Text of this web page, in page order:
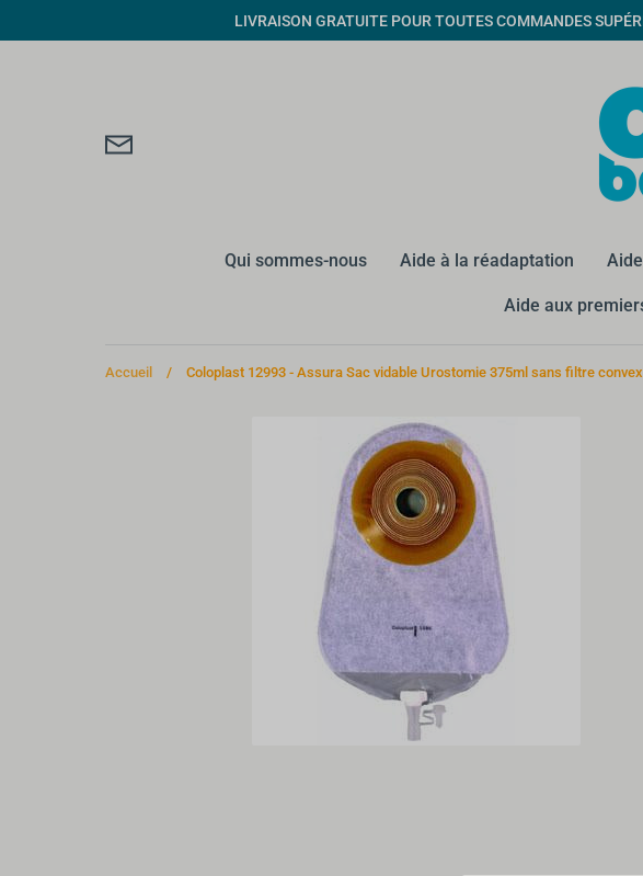
au
LIVRAISON GRATUITE POUR TOUTES COMMANDES
Qui sommes-nous Aide à la réadaptation
Aide aux
Accueil / Coloplast 12993 - Assura Sac vidable Urostomie 375ml sans filtre